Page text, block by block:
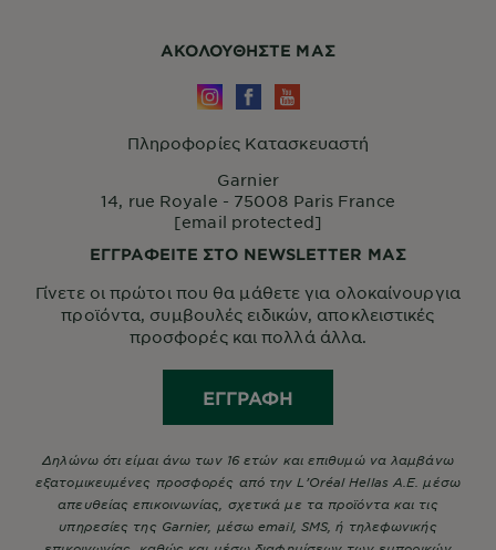
ΑΚΟΛΟΥΘHΣΤΕ ΜΑΣ
Πληροφορίες Κατασκευαστή
Garnier
14, rue Royale - 75008 Paris France
[email protected]
ΕΓΓΡΑΦΕΙΤΕ ΣΤΟ NEWSLETTER ΜΑΣ
Γίνετε οι πρώτοι που θα μάθετε για ολοκαίνουργια
προϊόντα, συμβουλές ειδικών, αποκλειστικές
προσφορές και πολλά άλλα.
ΕΓΓΡΑΦΉ
Δηλώνω ότι είμαι άνω των 16 ετών και επιθυμώ να λαμβάνω
εξατομικευμένες προσφορές από την L’Oréal Hellas A.E. μέσω
απευθείας επικοινωνίας, σχετικά με τα προϊόντα και τις
υπηρεσίες της Garnier, μέσω email, SMS, ή τηλεφωνικής